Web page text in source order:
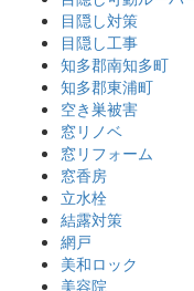
目隠し対策
目隠し工事
知多郡南知多町
知多郡東浦町
空き巣被害
窓リノベ
窓リフォーム
窓香房
立水栓
結露対策
網戸
美和ロック
美容院